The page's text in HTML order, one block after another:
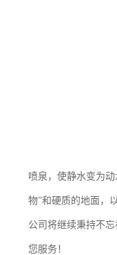
喷泉，使静水变为
物”和硬质的地面，
公司将继续秉持不
您服务！